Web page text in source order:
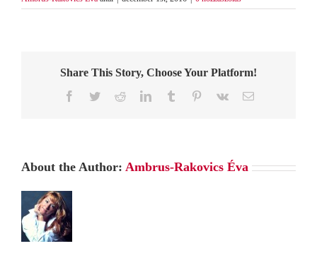
Share This Story, Choose Your Platform!
Facebook
TwitterRedditLinkedInTumblr Pinterest
Vk Email:
About the Author: Ambrus-Rakovics Éva